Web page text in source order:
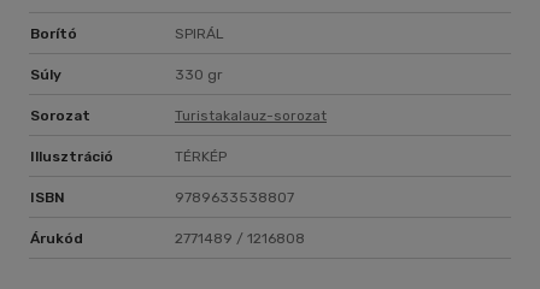
Borító SPIRÁL
Súly 330 gr
Sorozat Turistakalauz-sorozat
Illusztráció TÉRKÉP
ISBN 9789633538807
Árukód 2771489 / 1216808